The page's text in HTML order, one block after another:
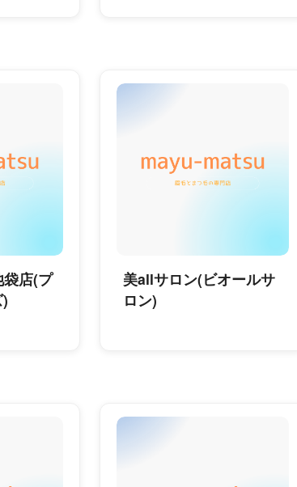
店(プ
美allサロン(ビオールサ
ロン)